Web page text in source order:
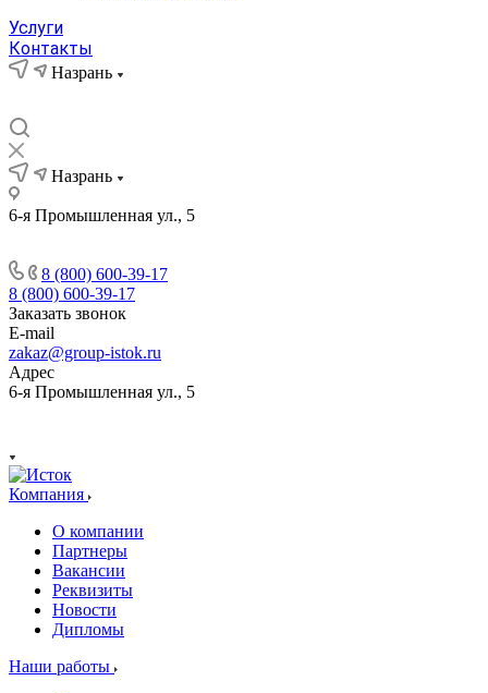
Услуги
Контакты
Назрань
Назрань
6-я Промышленная ул., 5
8 (800) 600-39-17
8 (800) 600-39-17
Заказать звонок
E-mail
zakaz@group-istok.ru
Адрес
6-я Промышленная ул., 5
Компания
О компании
Партнеры
Вакансии
Реквизиты
Новости
Дипломы
Наши работы